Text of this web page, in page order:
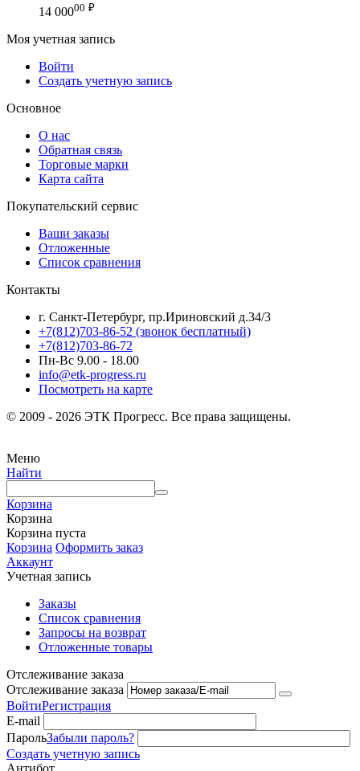
14 00000 ₽
Моя учетная запись
Войти
Создать учетную запись
Основное
О нас
Обратная связь
Торговые марки
Карта сайта
Покупательский сервис
Ваши заказы
Отложенные
Список сравнения
Контакты
г. Санкт-Петербург, пр.Ириновский д.34/3
+7(812)703-86-52 (звонок бесплатный)
+7(812)703-86-72
Пн-Вс 9.00 - 18.00
info@etk-progress.ru
Посмотреть на карте
© 2009 - 2026 ЭТК Прогресс. Все права защищены.
Меню
Найти
Корзина
Корзина
Корзина пуста
Корзина Оформить заказ
Аккаунт
Учетная запись
Заказы
Список сравнения
Запросы на возврат
Отложенные товары
Отслеживание заказа
Отслеживание заказа
ВойтиРегистрация
E-mail
ПарольЗабыли пароль?
Создать учетную запись
Антибот